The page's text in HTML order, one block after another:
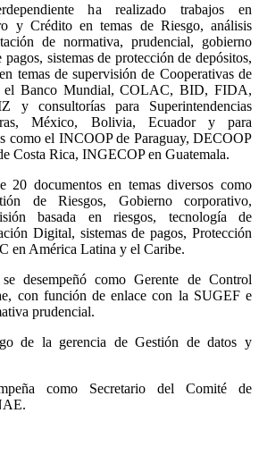
ha realizado trabajos en
y Crédito en temas de Riesgo, análisis
de normativa, prudencial, gobierno
sistemas de protección de depósitos,
temas de supervisión de Cooperativas de
el Banco Mundial, COLAC, BID, FIDA,
y consultorías para Superintendencias
México, Bolivia, Ecuador y para
como el INCOOP de Paraguay, DECOOP
Costa Rica, INGECOP en Guatemala.
20 documentos en temas diversos como
de Riesgos, Gobierno corporativo,
basada en riesgos, tecnología de
Digital, sistemas de pagos, Protección
en América Latina y el Caribe.
desempeñó como Gerente de Control
con función de enlace con la SUGEF e
prudencial.
de la gerencia de Gestión de datos y
como Secretario del Comité de